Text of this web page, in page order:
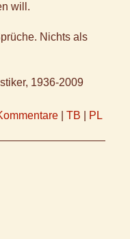
will.
Nichts als
1936-2009
TB PL